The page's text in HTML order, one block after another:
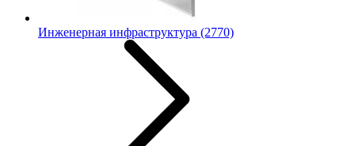
Инженерная инфраструктура (2770)